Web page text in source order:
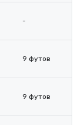
-
9 футов
9 футов